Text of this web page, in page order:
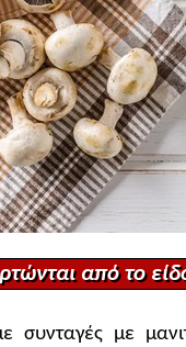
από το
συνταγές με